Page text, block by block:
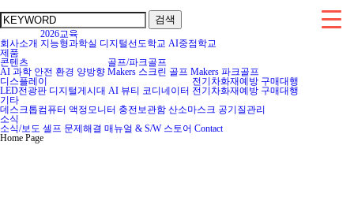
검색
회사소개
2026교육
지능형과학실 디지털선도학교 AI중점학교
제품
콘텐츠
AI 과학 안전 환경 양방향
골프/파크골프
Makers 스크린 골프 Makers 파크골프
디스플레이
LED전광판 디지털게시대 AI 뷰티 코디네이터
전기차화재예방
전기차화재예방
구매대행
구매대행
기타
데스크톱컴퓨터 액정모니터 충전보관함 산소마스크 공기질관리
소식
소식/보도 셀프 문제해결 매뉴얼 & S/W 스토어 Contact
Home Page